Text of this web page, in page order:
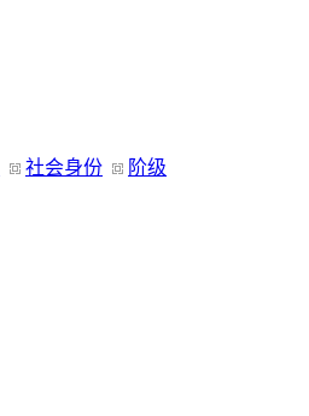
社会身份
阶级